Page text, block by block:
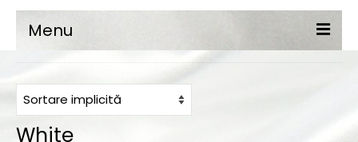
Menu
Rochii de dans
White